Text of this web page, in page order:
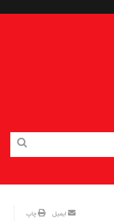
چاپ ایمیل